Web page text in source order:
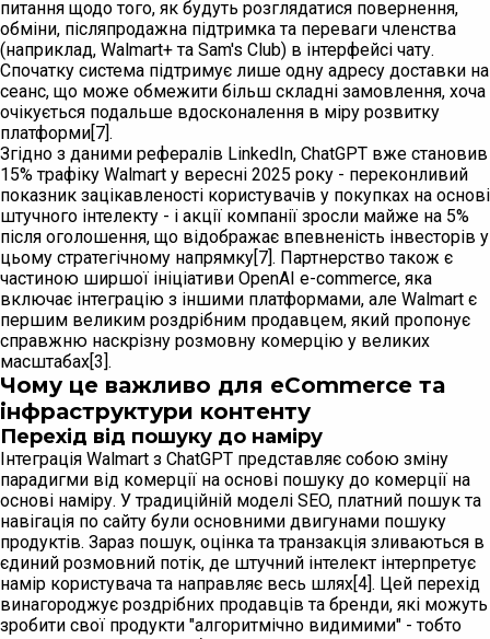
питання щодо того, як будуть розглядатися повернення,
обміни, післяпродажна підтримка та переваги членства
(наприклад, Walmart+ та Sam's Club) в інтерфейсі чату.
Спочатку система підтримує лише одну адресу доставки на
сеанс, що може обмежити більш складні замовлення, хоча
очікується подальше вдосконалення в міру розвитку
платформи[7].
Згідно з даними рефералів LinkedIn, ChatGPT вже становив
15% трафіку Walmart у вересні 2025 року - переконливий
показник зацікавленості користувачів у покупках на основі
штучного інтелекту - і акції компанії зросли майже на 5%
після оголошення, що відображає впевненість інвесторів у
цьому стратегічному напрямку[7]. Партнерство також є
частиною ширшої ініціативи OpenAI e-commerce, яка
включає інтеграцію з іншими платформами, але Walmart є
першим великим роздрібним продавцем, який пропонує
справжню наскрізну розмовну комерцію у великих
масштабах[3].
Чому це важливо для eCommerce та
інфраструктури контенту
Перехід від пошуку до наміру
Інтеграція Walmart з ChatGPT представляє собою зміну
парадигми від комерції на основі пошуку до комерції на
основі наміру. У традиційній моделі SEO, платний пошук та
навігація по сайту були основними двигунами пошуку
продуктів. Зараз пошук, оцінка та транзакція зливаються в
єдиний розмовний потік, де штучний інтелект інтерпретує
намір користувача та направляє весь шлях[4]. Цей перехід
винагороджує роздрібних продавців та бренди, які можуть
зробити свої продукти "алгоритмічно видимими" - тобто